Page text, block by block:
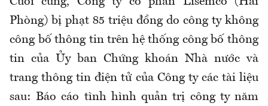
Phòng) bị phạt 85 triệu đồng do công ty không
công bố thông tin trên hệ thống công bố thông
tin của Ủy ban Chứng khoán Nhà nước và
trang thông tin điện tử của Công ty các tài liệu
sau: Báo cáo tình hình quản trị công ty năm